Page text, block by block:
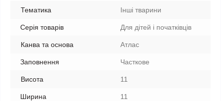
Тематика Інші тварини
Серія товарів Для дітей і початківців
Канва та основа Атлас
Заповнення Часткове
Висота 11
Ширина 11